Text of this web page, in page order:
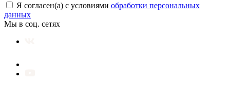
Я согласен(а) с условиями обработки персональных
данных
Мы в соц. сетях